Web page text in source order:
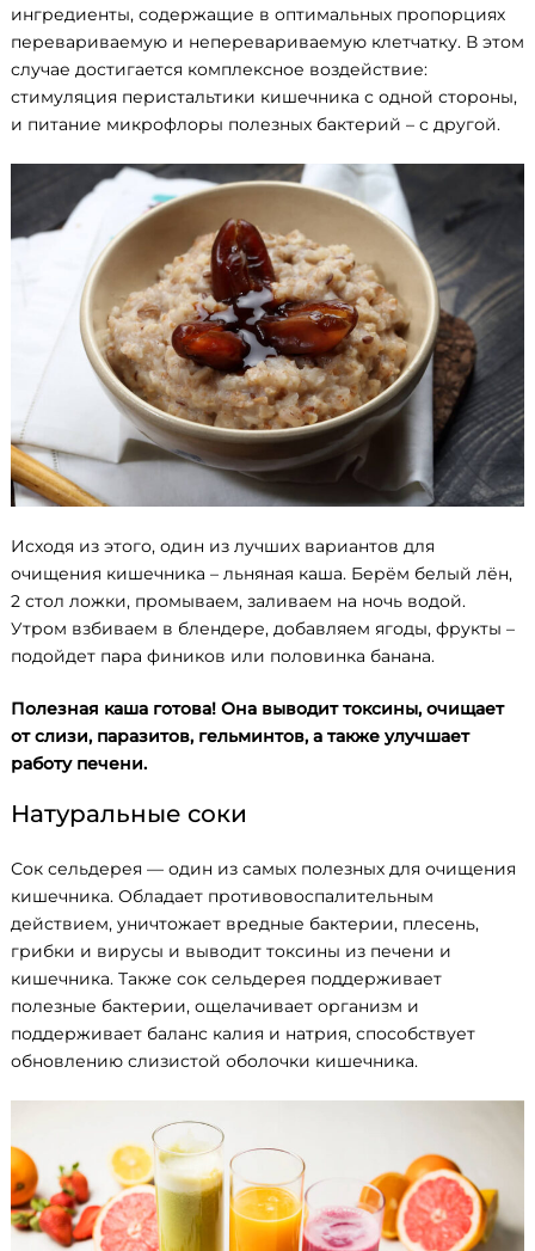
ингредиенты, содержащие в оптимальных пропорциях
перевариваемую и неперевариваемую клетчатку. В этом
случае достигается комплексное воздействие:
стимуляция перистальтики кишечника с одной стороны,
и питание микрофлоры полезных бактерий – с другой.
Исходя из этого, один из лучших вариантов для
очищения кишечника – льняная каша. Берём белый лён,
2 стол ложки, промываем, заливаем на ночь водой.
Утром взбиваем в блендере, добавляем ягоды, фрукты –
подойдет пара фиников или половинка банана.
Полезная каша готова! Она выводит токсины, очищает
от слизи, паразитов, гельминтов, а также улучшает
работу печени.
Натуральные соки
Сок сельдерея — один из самых полезных для очищения
кишечника. Обладает противовоспалительным
действием, уничтожает вредные бактерии, плесень,
грибки и вирусы и выводит токсины из печени и
кишечника. Также сок сельдерея поддерживает
полезные бактерии, ощелачивает организм и
поддерживает баланс калия и натрия, способствует
обновлению слизистой оболочки кишечника.